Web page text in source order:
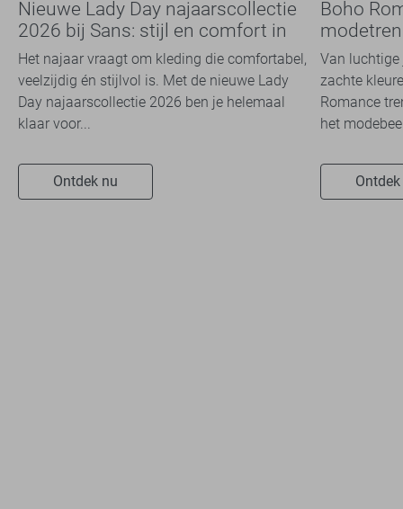
Nieuwe Lady Day najaarscollectie
2026 bij Sans: stijl en comfort in
travelkwaliteit
Het najaar vraagt om kleding die comfortabel,
veelzijdig én stijlvol is. Met de nieuwe Lady
Day najaarscollectie 2026 ben je helemaal
klaar voor...
Ontdek nu
Boho
overal
Van luchtige
zachte
Romance
het